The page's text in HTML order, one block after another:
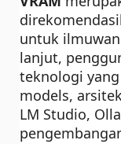
untuk
lanjut,
teknologi
models,
LM Studio,